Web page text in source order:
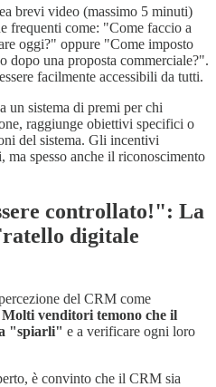
brevi video (massimo 5 minuti)
frequenti come: "Come faccio a
oggi?" oppure "Come imposto
dopo una proposta commerciale?".
facilmente accessibili da tutti.
un sistema di premi per chi
raggiunge obiettivi specifici o
del sistema. Gli incentivi
ma spesso anche il riconoscimento
controllato!": La
digitale
del CRM come
Molti venditori temono che il
"spiarli" e a verificare ogni loro
è convinto che il CRM sia